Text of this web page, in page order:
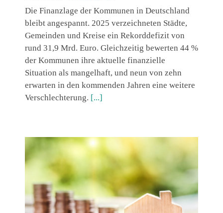
Die Finanzlage der Kommunen in Deutschland
bleibt angespannt. 2025 verzeichneten Städte,
Gemeinden und Kreise ein Rekorddefizit von
rund 31,9 Mrd. Euro. Gleichzeitig bewerten 44 %
der Kommunen ihre aktuelle finanzielle
Situation als mangelhaft, und neun von zehn
erwarten in den kommenden Jahren eine weitere
Verschlechterung. [...]